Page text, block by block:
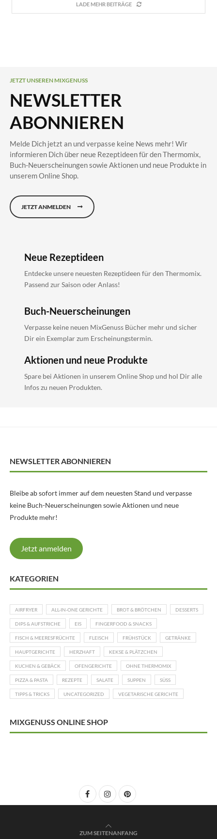
LADE MEHR BEITRÄGE
JETZT UNSEREN MIXGENUSS
NEWSLETTER
ABONNIEREN
Melde Dich jetzt an und verpasse keine News mehr! Wir
informieren Dich über neue Rezeptideen für den Thermomix,
Buch-Neuerscheinungen sowie Aktionen und neue Produkte in
unserem Online Shop.
JETZT ANMELDEN
Neue Rezeptideen
Entdecke unsere neuesten Rezeptideen für den Thermomix.
Passend zur Saison oder Anlass!
Buch-Neuerscheinungen
Verpasse keine neuen MixGenuss Bücher mehr und sicher
Dir ein Exemplar zum Erscheinungstermin.
Aktionen und neue Produkte
Spare bei Aktionen in unserem Online Shop und hol Dir alle
Infos zu neuen Produkten.
NEWSLETTER ABONNIEREN
Bleibe ab sofort immer auf dem neuesten Stand und verpasse
keine Buch-Neuerscheinungen sowie Aktionen und neue
Produkte mehr!
Jetzt anmelden
KATEGORIEN
AIRFRYER ALL-IN-ONE GERICHTE BROT & BRÖTCHEN DESSERTS
DIPS & AUFSTRICHE EIS FINGERFOOD & SNACKS
FISCH & MEERESFRÜCHTE FLEISCH FRÜHSTÜCK GETRÄNKE
HAUPTGERICHTE HERZHAFT KEKSE & PLÄTZCHEN
KUCHEN & GEBÄCK OFENGERICHTE OHNE THERMOMIX
PIZZA & PASTA REZEPTE SALATE SUPPEN SÜSS
TIPPS & TRICKS UNCATEGORIZED VEGETARISCHE GERICHTE
MIXGENUSS ONLINE SHOP
ZUM SEITENANFANG